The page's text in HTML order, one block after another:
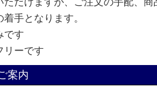
手となります。
です
リーです
案内